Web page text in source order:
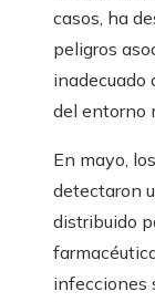
casos, ha
peligros
inadecuado
del entorno
En mayo,
detectaron
distribuido
infecciones